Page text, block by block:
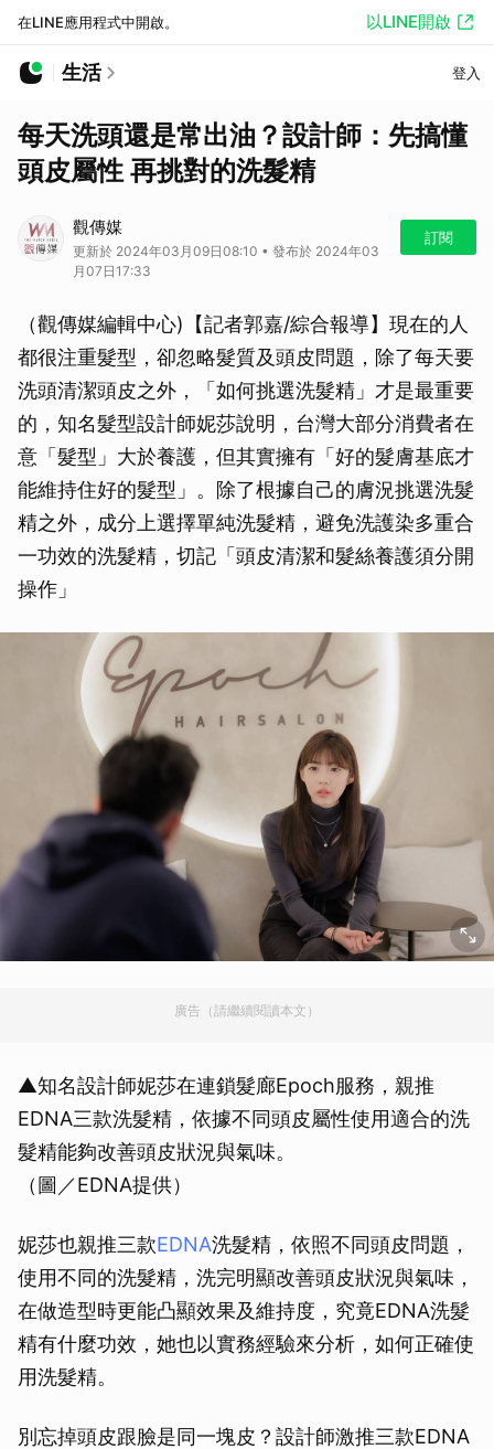
在LINE應用程式中開啟。 以LINE開啟
生活 登入
每天洗頭還是常出油？設計師：先搞懂
頭皮屬性 再挑對的洗髮精
觀傳媒
更新於 2024年03月09日08:10 • 發布於 2024年03
月07日17:33
訂閱
（觀傳媒編輯中心)【記者郭嘉/綜合報導】現在的人
都很注重髮型，卻忽略髮質及頭皮問題，除了每天要
洗頭清潔頭皮之外，「如何挑選洗髮精」才是最重要
的，知名髮型設計師妮莎說明，台灣大部分消費者在
意「髮型」大於養護，但其實擁有「好的髮膚基底才
能維持住好的髮型」。除了根據自己的膚況挑選洗髮
精之外，成分上選擇單純洗髮精，避免洗護染多重合
一功效的洗髮精，切記「頭皮清潔和髮絲養護須分開
操作」
廣告（請繼續閱讀本文）
▲知名設計師妮莎在連鎖髮廊Epoch服務，親推
EDNA三款洗髮精，依據不同頭皮屬性使用適合的洗
髮精能夠改善頭皮狀況與氣味。
（圖／EDNA提供）
妮莎也親推三款EDNA洗髮精，依照不同頭皮問題，
使用不同的洗髮精，洗完明顯改善頭皮狀況與氣味，
在做造型時更能凸顯效果及維持度，究竟EDNA洗髮
精有什麼功效，她也以實務經驗來分析，如何正確使
用洗髮精。
別忘掉頭皮跟臉是同一塊皮？設計師激推三款EDNA